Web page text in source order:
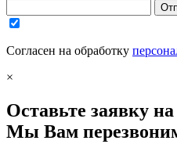
Согласен на обработку
×
Оставьте заявку
Мы Вам